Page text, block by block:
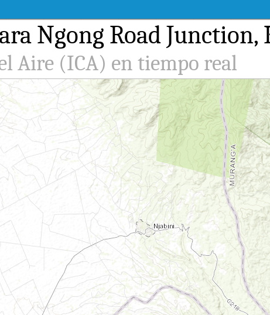
Ngong Road Junction,
Aire (ICA) en tiempo real